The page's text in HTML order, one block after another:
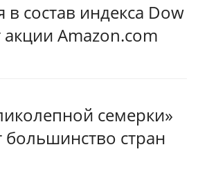
в состав индекса Dow
акции Amazon.com
семерки»
большинство стран